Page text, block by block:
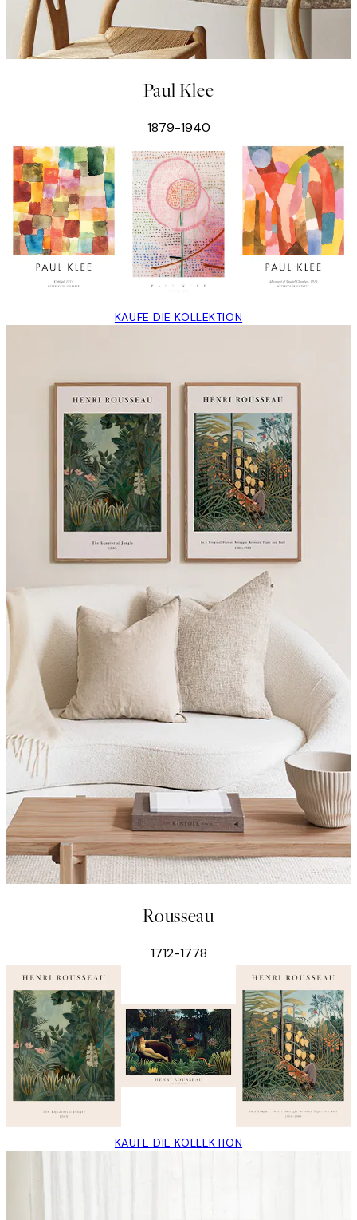
Paul Klee
1879-1940
KAUFE DIE KOLLEKTION
Rousseau
1712-1778
KAUFE DIE KOLLEKTION